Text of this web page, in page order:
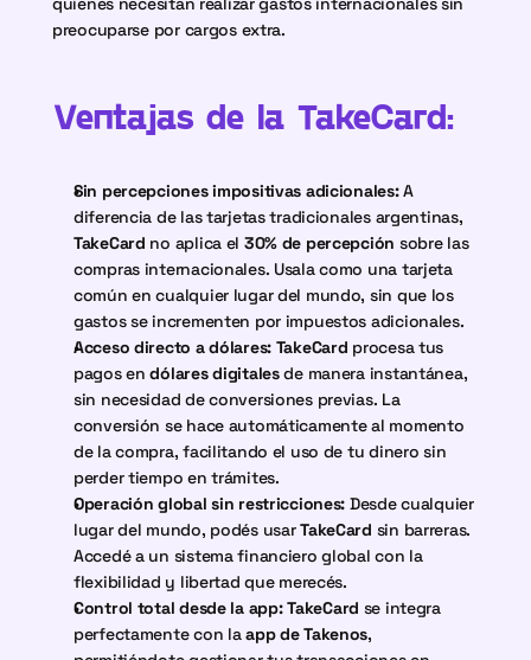
preocuparse por cargos extra.
Ventajas de la TakeCard:
Sin percepciones impositivas adicionales: A
TakeCard no aplica el 30% de percepción sobre las
compras internacionales. Usala como una tarjeta
común en cualquier lugar del mundo, sin que los
gastos se incrementen por impuestos adicionales.
Acceso directo a dólares: TakeCard procesa tus
pagos en dólares digitales de manera instantánea,
sin necesidad de conversiones previas. La
conversión se hace automáticamente al momento
de la compra, facilitando el uso de tu dinero sin
perder tiempo en trámites.
Operación global sin restricciones: Desde cualquier
lugar del mundo, podés usar TakeCard sin barreras.
Accedé a un sistema financiero global con la
flexibilidad y libertad que merecés.
Control total desde la app: TakeCard se integra
perfectamente con la app de Takenos,